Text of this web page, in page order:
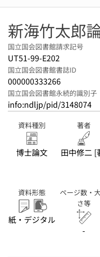
新海竹太郎
国立国会図書館請求記号
UT51-99-E202
国立国会図書館書誌ID
000000333266
国立国会図書館永続的識別子
info:ndljp/pid/3148074
資料種別
博士論文
著者
田中修二 [
資料形態
紙・デジタル
ページ数・
さ等
-